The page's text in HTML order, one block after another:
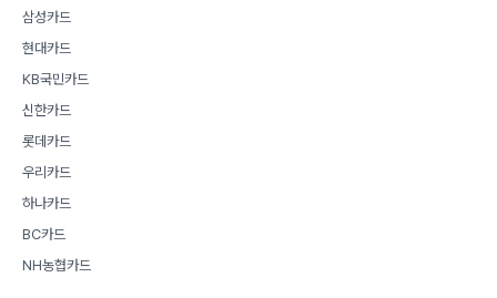
삼성카드
현대카드
KB국민카드
신한카드
롯데카드
우리카드
하나카드
BC카드
NH농협카드